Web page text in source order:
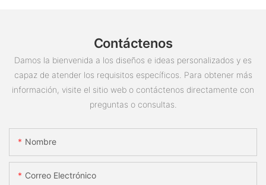
Contáctenos
Damos la bienvenida a los diseños e ideas personalizados y es
capaz de atender los requisitos específicos. Para obtener más
información, visite el sitio web o contáctenos directamente con
preguntas o consultas.
Nombre
Correo Electrónico